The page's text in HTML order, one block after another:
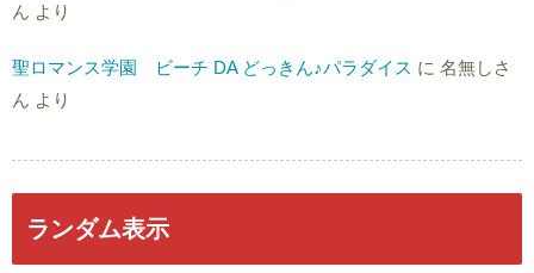
ん より
聖ロマンス学園 ビーチ DA どっきん♪パラダイス に 名無しさ
ん より
ランダム表示